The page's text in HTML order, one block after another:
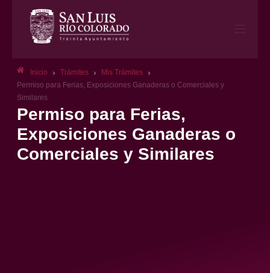
Inicio › Trámites › Mis Trámites ›
Permiso para Ferias, Exposiciones Ganaderas o Comerciales y
Similares
Permiso para Ferias,
Exposiciones Ganaderas o
Comerciales y Similares